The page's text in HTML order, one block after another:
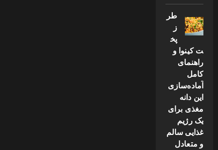
طر
ز
پخ
ت کینوا و
راهنمای
کامل
آماده‌سازی
این دانه
مغذی برای
یک رژیم
غذایی سالم
و متعادل